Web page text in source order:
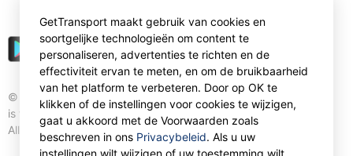
© Gettransport International Limited. GetTransport®
is trademark of Gettransport International Limited.
All rights reserved.
GetTransport maakt gebruik van cookies en
soortgelijke technologieën om content te
personaliseren, advertenties te richten en de
effectiviteit ervan te meten, en om de bruikbaarheid
van het platform te verbeteren. Door op OK te
klikken of de instellingen voor cookies te wijzigen,
gaat u akkoord met de Voorwaarden zoals
beschreven in ons Privacybeleid. Als u uw
instellingen wilt wijzigen of uw toestemming wilt